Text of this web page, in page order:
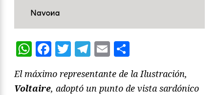
WhatsApp
Facebook
Twitter
Telegram
Email
El máximo representante de la Ilustración,
Voltaire, adoptó un punto de vista sardónico